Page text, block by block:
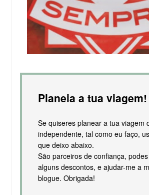
Planeia a tua viagem!
Se quiseres planear a tua viagem
independente, tal como eu faço,
que deixo abaixo.
São parceiros de confiança,
alguns descontos, e ajudar-me a
blogue. Obrigada!